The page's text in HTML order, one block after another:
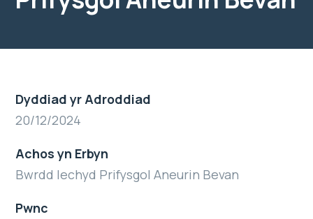
Dyddiad yr Adroddiad
20/12/2024
Achos yn Erbyn
Bwrdd Iechyd Prifysgol Aneurin Bevan
Pwnc